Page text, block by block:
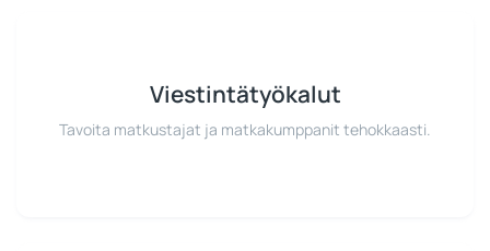
Viestintätyökalut
Tavoita matkustajat ja matkakumppanit tehokkaasti.